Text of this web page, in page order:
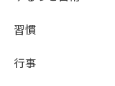
習慣
行事